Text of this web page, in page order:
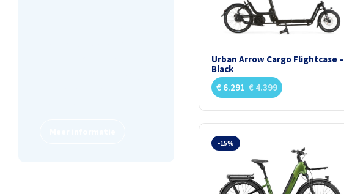
Urban Arrow Cargo Flightcase –
Black
€6.291 € 4.399
-15%